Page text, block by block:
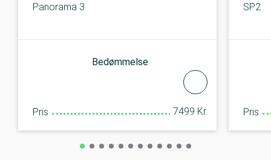
Panorama 3
Bedømmelse
Pris 7499 Kr.
SP2
Pris